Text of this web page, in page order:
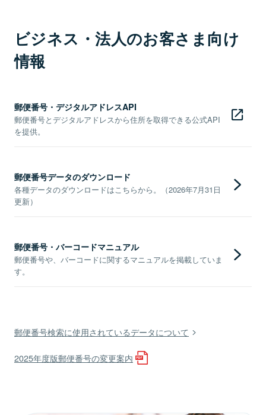
ビジネス・法人のお客さま向け
情報
郵便番号・デジタルアドレスAPI
郵便番号とデジタルアドレスから住所を取得できる公式API
を提供。
郵便番号データのダウンロード
各種データのダウンロードはこちらから。（2026年7月31日
更新）
郵便番号・バーコードマニュアル
郵便番号や、バーコードに関するマニュアルを掲載していま
す。
郵便番号検索に使用されているデータについて
2025年度版郵便番号の変更案内